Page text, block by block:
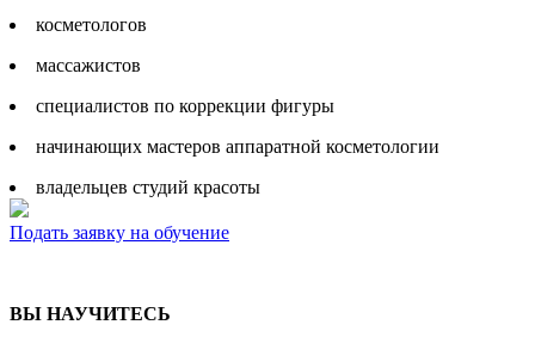
косметологов
массажистов
специалистов по коррекции фигуры
начинающих мастеров аппаратной косметологии
владельцев студий красоты
Подать заявку на обучение
ВЫ НАУЧИТЕСЬ